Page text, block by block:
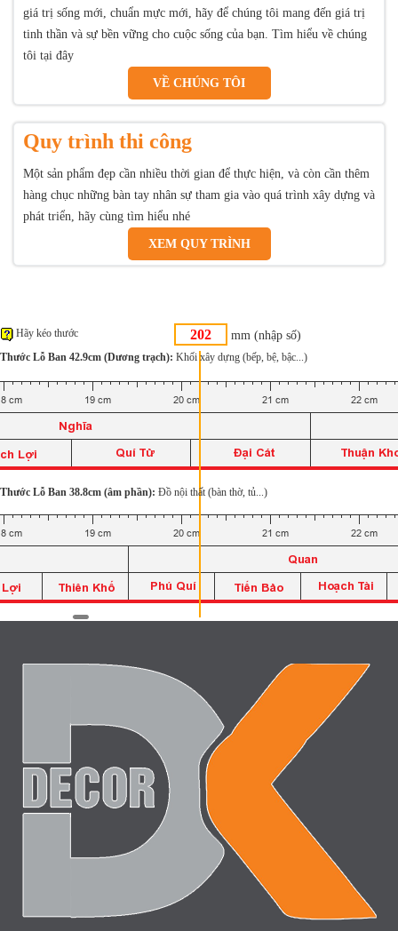
giá trị sống mới, chuẩn mực mới, hãy để chúng tôi mang đến giá trị
tinh thần và sự bền vững cho cuộc sống của bạn. Tìm hiểu về chúng
tôi tại đây
VỀ CHÚNG TÔI
Quy trình thi công
Một sản phẩm đẹp cần nhiều thời gian để thực hiện, và còn cần thêm
hàng chục những bàn tay nhân sự tham gia vào quá trình xây dựng và
phát triển, hãy cùng tìm hiểu nhé
XEM QUY TRÌNH
mm (nhập số)
Hãy kéo thước
Thước Lỗ Ban 42.9cm (Dương trạch): Khối xây dựng (bếp, bệ, bậc...)
Thước Lỗ Ban 38.8cm (âm phần): Đồ nội thất (bàn thờ, tủ...)